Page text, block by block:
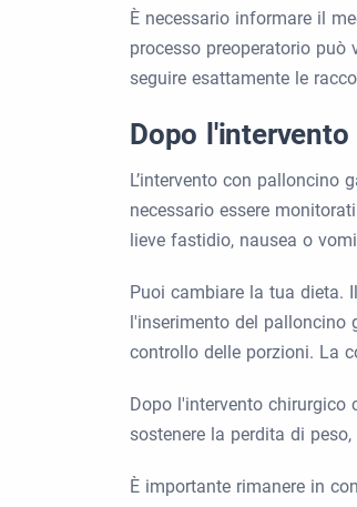
È necessario informare il
processo preoperatorio
seguire esattamente le
Dopo
L’intervento con palloncino
necessario essere
lieve fastidio, nausea o
Puoi cambiare la tua dieta.
l'inserimento del palloncino
controllo delle porzioni. La
Dopo l'intervento chirurgico
sostenere la perdita di
È importante rimanere in